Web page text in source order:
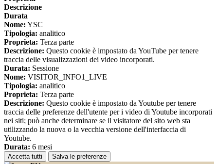
Descrizione
Durata
Nome: YSC
Tipologia: analitico
Proprieta: Terza parte
Descrizione: Questo cookie è impostato da YouTube per tenere
traccia delle visualizzazioni dei video incorporati.
Durata: Sessione
Nome: VISITOR_INFO1_LIVE
Tipologia: analitico
Proprieta: Terza parte
Descrizione: Questo cookie è impostato da Youtube per tenere
traccia delle preferenze dell'utente per i video di Youtube incorporati
nei siti; può anche determinare se il visitatore del sito web sta
utilizzando la nuova o la vecchia versione dell'interfaccia di
Youtube.
Durata: 6 mesi
Accetta tutti Salva le preferenze